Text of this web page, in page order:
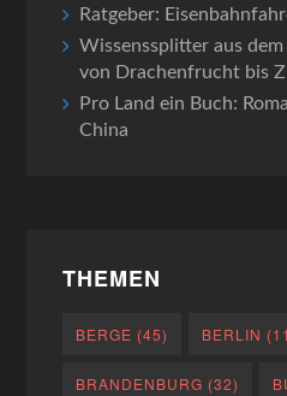
Ratgeber:
Wissenssplitter aus
von Drachenfrucht bis
Pro Land ein Buch:
China
THEMEN
BERGE (45) BERLIN
BRANDENBURG (32)